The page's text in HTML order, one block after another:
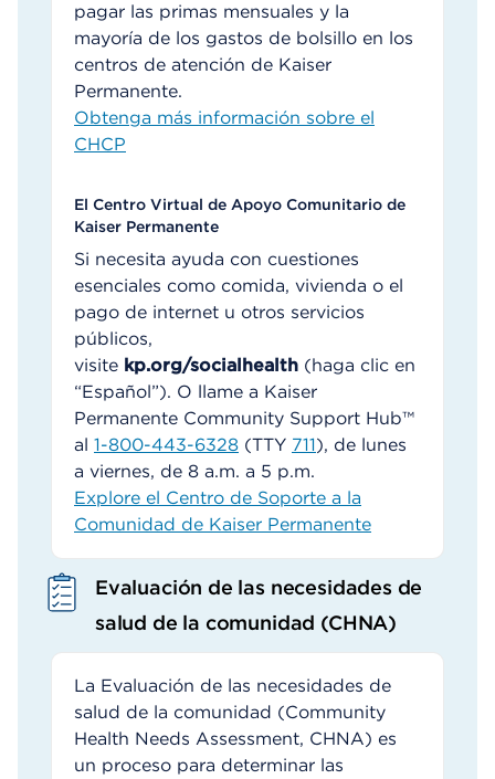
pagar las primas mensuales y la
mayoría de los gastos de bolsillo en los
centros de atención de Kaiser
Permanente.
Obtenga más información sobre el
CHCP
El Centro Virtual de Apoyo Comunitario de
Kaiser Permanente
Si necesita ayuda con cuestiones
esenciales como comida, vivienda o el
pago de internet u otros servicios
públicos,
visite kp.org/socialhealth (haga clic en
“Español”). O llame a Kaiser
Permanente Community Support Hub™
al 1-800-443-6328 (TTY 711), de lunes
a viernes, de 8 a.m. a 5 p.m.
Explore el Centro de Soporte a la
Comunidad de Kaiser Permanente
Evaluación de las necesidades de
salud de la comunidad (CHNA)
La Evaluación de las necesidades de
salud de la comunidad (Community
Health Needs Assessment, CHNA) es
un proceso para determinar las